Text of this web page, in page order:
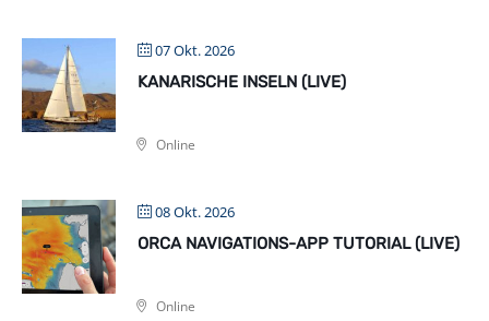
07 Okt. 2026
KANARISCHE INSELN (LIVE)
Online
08 Okt. 2026
ORCA NAVIGATIONS-APP TUTORIAL (LIVE)
Online